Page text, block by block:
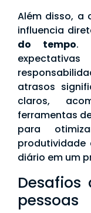
Além disso, a
influencia
do tempo.
atrasos
claros,
ferramentas
para
produtividade
diário em um
pessoas